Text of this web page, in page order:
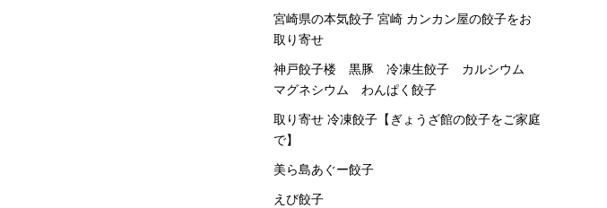
宮崎県の本気餃子 宮崎 カンカン屋の餃子をお
取り寄せ
神戸餃子楼 黒豚 冷凍生餃子 カルシウム
マグネシウム わんぱく餃子
取り寄せ 冷凍餃子【ぎょうざ館の餃子をご家庭
で】
美ら島あぐー餃子
えび餃子